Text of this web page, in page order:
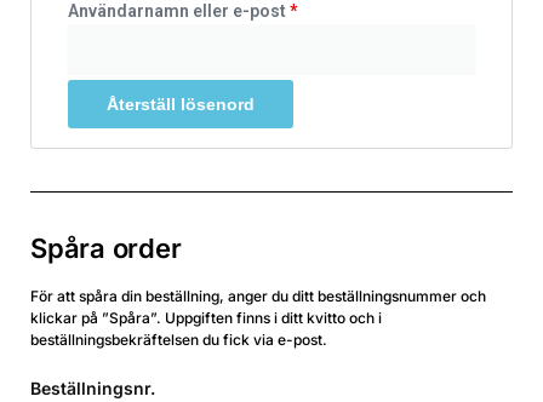
Användarnamn eller e-post *
Återställ lösenord
Spåra order
För att spåra din beställning, anger du ditt beställningsnummer och
klickar på ”Spåra”. Uppgiften finns i ditt kvitto och i
beställningsbekräftelsen du fick via e-post.
Beställningsnr.